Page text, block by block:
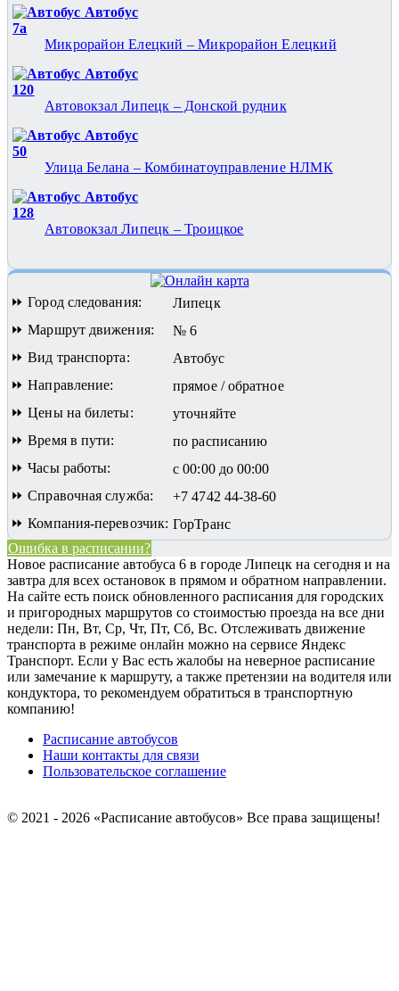
Автобус
7а
Микрорайон Елецкий – Микрорайон Елецкий
Автобус
120
Автовокзал Липецк – Донской рудник
Автобус
50
Улица Белана – Комбинатоуправление НЛМК
Автобус
128
Автовокзал Липецк – Троицкое
⏩ Город следования:
Липецк
⏩ Маршрут движения:
№ 6
⏩ Вид транспорта:
Автобус
⏩ Направление:
прямое / обратное
⏩ Цены на билеты:
уточняйте
⏩ Время в пути:
по расписанию
⏩ Часы работы:
с 00:00 до 00:00
⏩ Справочная служба:
+7 4742 44-38-60
⏩ Компания-перевозчик: ГорТранс
Ошибка в расписании?
Новое расписание автобуса 6 в городе Липецк на сегодня и на
завтра для всех остановок в прямом и обратном направлении.
На сайте есть поиск обновленного расписания для городских
и пригородных маршрутов со стоимостью проезда на все дни
недели: Пн, Вт, Ср, Чт, Пт, Сб, Вс. Отслеживать движение
транспорта в режиме онлайн можно на сервисе Яндекс
Транспорт. Если у Вас есть жалобы на неверное расписание
или замечание к маршруту, а также претензии на водителя или
кондуктора, то рекомендуем обратиться в транспортную
компанию!
Расписание автобусов
Наши контакты для связи
Пользовательское соглашение
© 2021 - 2026 «Расписание автобусов» Все права защищены!